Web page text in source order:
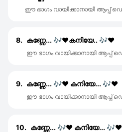
ഈ ഭാഗം വായിക്കാനായി
8. കണ്ണേ... 🎶♥️കനിയേ.. 🎶♥️
ഈ ഭാഗം വായിക്കാനായി
9. കണ്ണേ... 🎶♥️ കനിയേ... 🎶♥️
ഈ ഭാഗം വായിക്കാനായി
10. കണ്ണേ... 🎶♥️ കനിയേ... 🎶♥️